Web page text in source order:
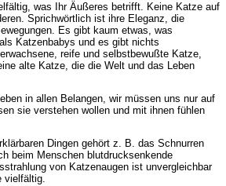
was Ihr Äußeres betrifft. Keine Katze auf
Sprichwörtlich ist ihre Eleganz, die
Es gibt kaum etwas, was
Katzenbabys und es gibt nichts
reife und selbstbewußte Katze,
alte Katze, die die Welt und das Leben
in allen Belangen, wir müssen uns nur auf
sie verstehen wollen und mit ihnen fühlen
Dingen gehört z. B. das Schnurren
beim Menschen blutdrucksenkende
von Katzenaugen ist unvergleichbar
vielfältig.